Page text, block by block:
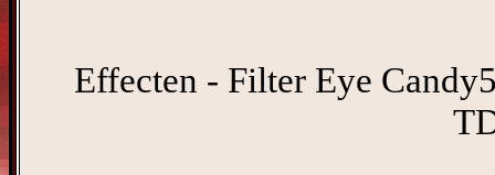
Effecten - Filter Eye